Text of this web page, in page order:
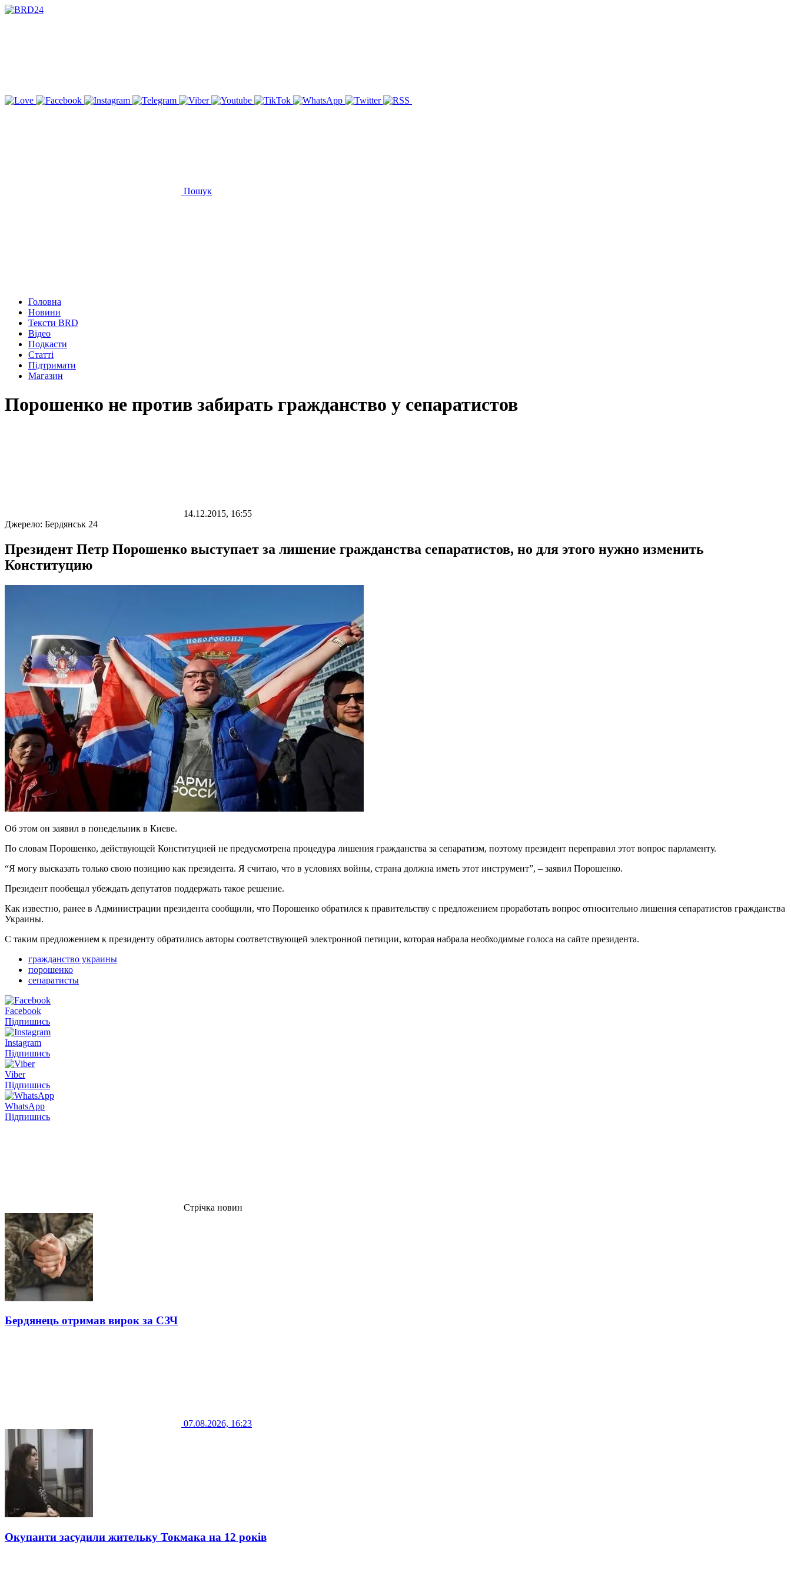
Пошук
Головна
Новини
Тексти BRD
Відео
Подкасти
Статті
Підтримати
Магазин
Порошенко не против забирать гражданство у сепаратистов
14.12.2015, 16:55
Джерело: Бердянськ 24
Президент Петр Порошенко выступает за лишение гражданства сепаратистов, но для этого нужно изменить
Конституцию
Об этом он заявил в понедельник в Киеве.
По словам Порошенко, действующей Конституцией не предусмотрена процедура лишения гражданства за сепаратизм, поэтому президент переправил этот вопрос парламенту.
“Я могу высказать только свою позицию как президента. Я считаю, что в условиях войны, страна должна иметь этот инструмент”, – заявил Порошенко.
Президент пообещал убеждать депутатов поддержать такое решение.
Как известно, ранее в Администрации президента сообщили, что Порошенко обратился к правительству с предложением проработать вопрос относительно лишения сепаратистов гражданства
Украины.
С таким предложением к президенту обратились авторы соответствующей электронной петиции, которая набрала необходимые голоса на сайте президента.
гражданство украины
порошенко
сепаратисты
Facebook
Підпишись
Instagram
Підпишись
Viber
Підпишись
WhatsApp
Підпишись
Стрічка новин
Бердянець отримав вирок за СЗЧ
07.08.2026, 16:23
Окупанти засудили жительку Токмака на 12 років